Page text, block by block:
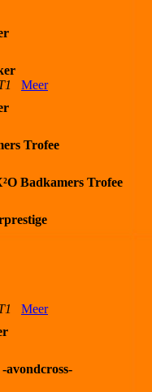
Meer
Trofee
Badkamers Trofee
Meer
avondcross-